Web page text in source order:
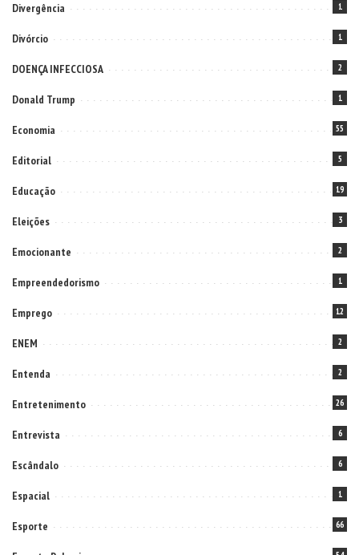
Divergência 1
Divórcio 1
DOENÇA INFECCIOSA 2
Donald Trump 1
Economia 55
Editorial 5
Educação 19
Eleições 3
Emocionante 2
Empreendedorismo 1
Emprego 12
ENEM 2
Entenda 2
Entretenimento 26
Entrevista 6
Escândalo 6
Espacial 1
Esporte 66